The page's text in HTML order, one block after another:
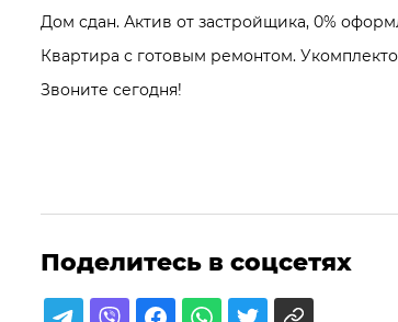
Дом сдан. Актив от застройщика, 0%
Квартира с готовым ремонтом.
Звоните сегодня!
Поделитесь в соцсетях